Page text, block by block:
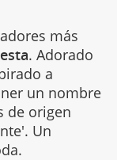
más
. Adorado
a
un nombre
de origen
Un